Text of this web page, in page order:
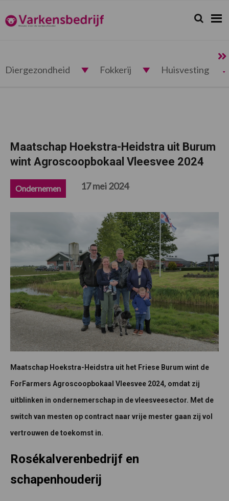
de
hoofdnavigatie
de
hoofd
de
eerste
de
voettekst
Varkensbedrijf.nl Zoeken...
Zoek
Diergezondheid Fokkerij Huisvesting
Maatschap Hoekstra-Heidstra uit Burum
wint Agroscoopbokaal Vleesvee 2024
Ondernemen 17 mei 2024
Maatschap Hoekstra-Heidstra uit het Friese Burum wint de
ForFarmers Agroscoopbokaal Vleesvee 2024, omdat zij
uitblinken in ondernemerschap in de vleesveesector. Met de
switch van mesten op contract naar vrije mester gaan zij vol
vertrouwen de toekomst in.
Rosékalverenbedrijf en
schapenhouderij